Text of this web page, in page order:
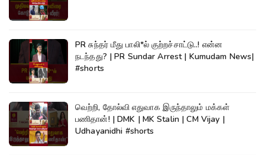
PR சுந்தர் மீது பாலி*ல் குற்றச்சாட்டு..! என்ன
நடந்தது? | PR Sundar Arrest | Kumudam News|
#shorts
வெற்றி, தோல்வி எதுவாக இருந்தாலும் மக்கள்
பணிதான்! | DMK | MK Stalin | CM Vijay |
Udhayanidhi #shorts